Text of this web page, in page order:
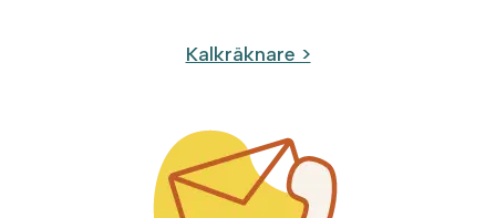
Kalkräknare >